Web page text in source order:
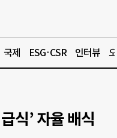
국제 ESG·CSR 인터뷰
식’ 자율 배식